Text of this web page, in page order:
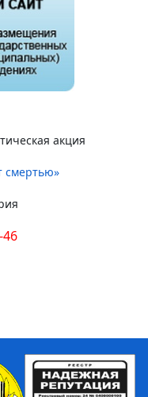
акция
смертью»
46